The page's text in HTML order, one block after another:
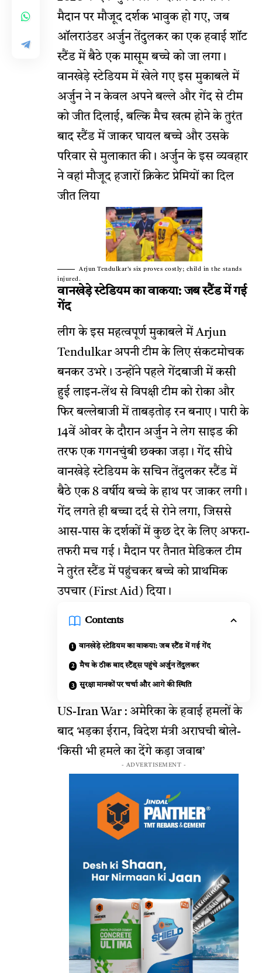
मैदान पर मौजूद दर्शक भावुक हो गए, जब
ऑलराउंडर अर्जुन तेंदुलकर का एक हवाई शॉट
स्टैंड में बैठे एक मासूम बच्चे को जा लगा।
वानखेड़े स्टेडियम में खेले गए इस मुकाबले में
अर्जुन ने न केवल अपने बल्ले और गेंद से टीम
को जीत दिलाई, बल्कि मैच खत्म होने के तुरंत
बाद स्टैंड में जाकर घायल बच्चे और उसके
परिवार से मुलाकात की। अर्जुन के इस व्यवहार
ने वहां मौजूद हजारों क्रिकेट प्रेमियों का दिल
जीत लिया
Arjun Tendulkar’s six proves costly; child in the stands
injured.
वानखेड़े स्टेडियम का वाकया: जब स्टैंड में गई
गेंद
लीग के इस महत्वपूर्ण मुकाबले में Arjun
Tendulkar अपनी टीम के लिए संकटमोचक
बनकर उभरे। उन्होंने पहले गेंदबाजी में कसी
हुई लाइन-लेंथ से विपक्षी टीम को रोका और
फिर बल्लेबाजी में ताबड़तोड़ रन बनाए। पारी के
14वें ओवर के दौरान अर्जुन ने लेग साइड की
तरफ एक गगनचुंबी छक्का जड़ा। गेंद सीधे
वानखेड़े स्टेडियम के सचिन तेंदुलकर स्टैंड में
बैठे एक 8 वर्षीय बच्चे के हाथ पर जाकर लगी।
गेंद लगते ही बच्चा दर्द से रोने लगा, जिससे
आस-पास के दर्शकों में कुछ देर के लिए अफरा-
तफरी मच गई। मैदान पर तैनात मेडिकल टीम
ने तुरंत स्टैंड में पहुंचकर बच्चे को प्राथमिक
उपचार (First Aid) दिया।
Contents
वानखेड़े स्टेडियम का वाकया: जब स्टैंड में गई गेंद
मैच के ठीक बाद स्टैंड्स पहुंचे अर्जुन तेंदुलकर
सुरक्षा मानकों पर चर्चा और आगे की स्थिति
US-Iran War : अमेरिका के हवाई हमलों के
बाद भड़का ईरान, विदेश मंत्री अराघची बोले-
‘किसी भी हमले का देंगे कड़ा जवाब’
- ADVERTISEMENT -